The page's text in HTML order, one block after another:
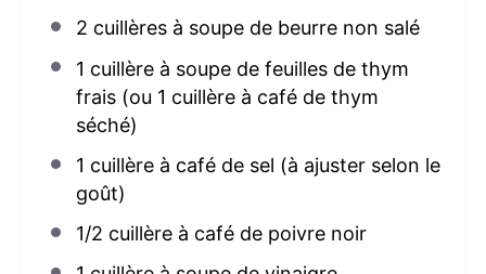
2 cuillères à soupe de beurre non salé
1 cuillère à soupe de feuilles de thym
frais (ou 1 cuillère à café de thym
séché)
1 cuillère à café de sel (à ajuster selon le
goût)
1/2 cuillère à café de poivre noir